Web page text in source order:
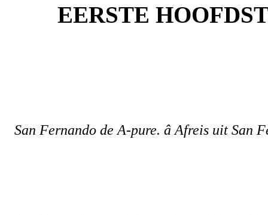
EERSTE
San Fernando de A-pure. â Afreis uit San